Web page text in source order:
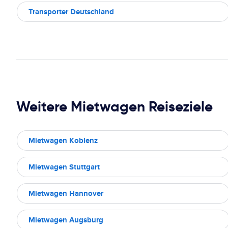
Transporter Deutschland
Weitere Mietwagen Reiseziele
Mietwagen Koblenz
Mietwagen Stuttgart
Mietwagen Hannover
Mietwagen Augsburg